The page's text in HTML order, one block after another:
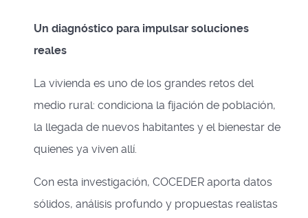
Un diagnóstico para impulsar soluciones
reales
La vivienda es uno de los grandes retos del
medio rural: condiciona la fijación de población,
la llegada de nuevos habitantes y el bienestar de
quienes ya viven allí.
Con esta investigación, COCEDER aporta datos
sólidos, análisis profundo y propuestas realistas